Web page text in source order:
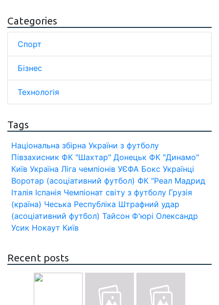
Categories
Спорт
Бізнес
Технологія
Tags
Національна збірна України з футболу
Півзахисник ФК "Шахтар" Донецьк ФК "Динамо"
Київ Україна Ліга чемпіонів УЄФА Бокс Українці
Воротар (асоціативний футбол) ФК "Реал Мадрид
Італія Іспанія Чемпіонат світу з футболу Грузія
(країна) Чеська Республіка Штрафний удар
(асоціативний футбол) Тайсон Ф'юрі Олександр
Усик Нокаут Київ
Recent posts